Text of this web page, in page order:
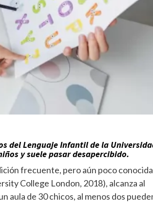
del Lenguaje Infantil de la
y suele pasar desapercibido.
frecuente, pero aún poco
College London, 2018), alcanza al
aula de 30 chicos, al menos dos